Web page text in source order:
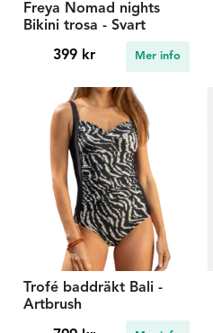
Freya Nomad nights
Bikini trosa - Svart
399 kr Mer info
Trofé baddräkt Bali -
Artbrush